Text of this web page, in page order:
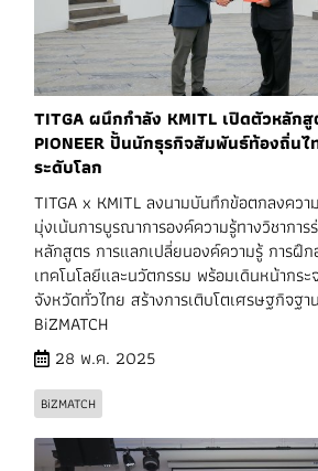
TITGA ผนึกกำลัง KMITL เปิดตัวหลักสู
PIONEER ปั้นนักธุรกิจสัมพันธ์ท้องถิ่น
ระดับโลก
TITGA x KMITL ลงนามบันทึกข้อตกลงควา
มุ่งเน้นการบูรณาการองค์ความรู้ทางวิชากา
หลักสูตร การแลกเปลี่ยนองค์ความรู้ การฝึ
เทคโนโลยีและนวัตกรรม พร้อมเดินหน้ากร
จังหวัดทั่วไทย สร้างการเติบโตเศรษฐกิจฐ
BiZMATCH
28 พ.ค. 2025
BiZMATCH